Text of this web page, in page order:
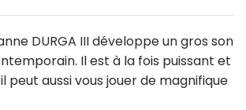
DURGA III développe un gros son
Il est à la fois puissant et
peut aussi vous jouer de magnifique